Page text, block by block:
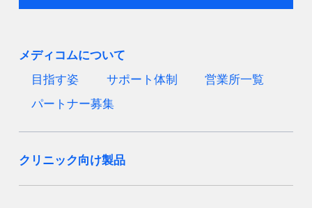
メディコムについて
目指す姿
サポート体制
営業所一覧
パートナー募集
クリニック向け製品